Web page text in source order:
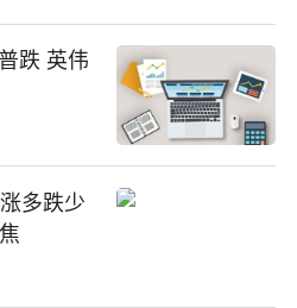
跌 英伟
多跌少